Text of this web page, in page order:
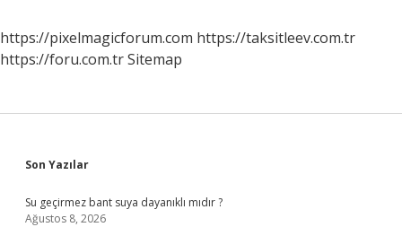
https://pixelmagicforum.com https://taksitleev.com.tr
https://foru.com.trSitemap
Sidebar
Son Yazılar
Su geçirmez bant suya dayanıklı mıdır ?
Ağustos 8, 2026